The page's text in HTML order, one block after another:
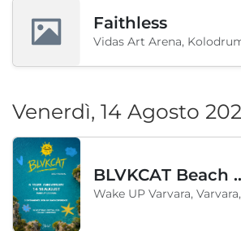
Faithless
Venerdì, 14 Agosto
BLVKCAT Beach